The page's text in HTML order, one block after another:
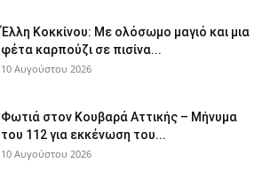
Έλλη Κοκκίνου: Με ολόσωμο μαγιό και μια
φέτα καρπούζι σε πισίνα...
10 Αυγούστου 2026
Φωτιά στον Κουβαρά Αττικής – Μήνυμα
του 112 για εκκένωση του...
10 Αυγούστου 2026